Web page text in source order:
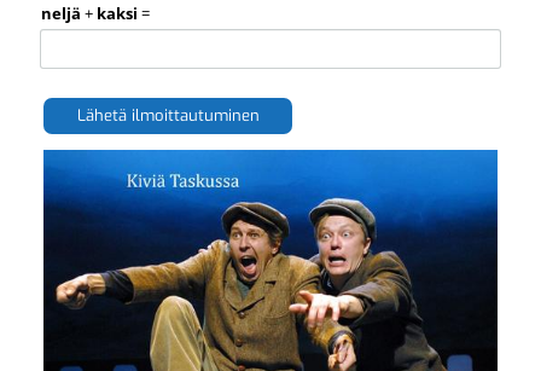
neljä + kaksi =
Lähetä ilmoittautuminen